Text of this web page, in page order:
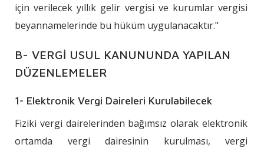
için verilecek yıllık gelir vergisi ve kurumlar vergisi
beyannamelerinde bu hüküm uygulanacaktır."
B- VERGİ USUL KANUNUNDA YAPILAN
DÜZENLEMELER
1- Elektronik Vergi Daireleri Kurulabilecek
Fiziki vergi dairelerinden bağımsız olarak elektronik
ortamda vergi dairesinin kurulması, vergi